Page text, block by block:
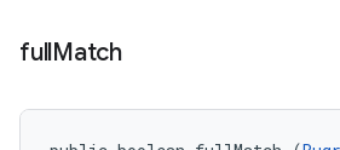
fullMatch